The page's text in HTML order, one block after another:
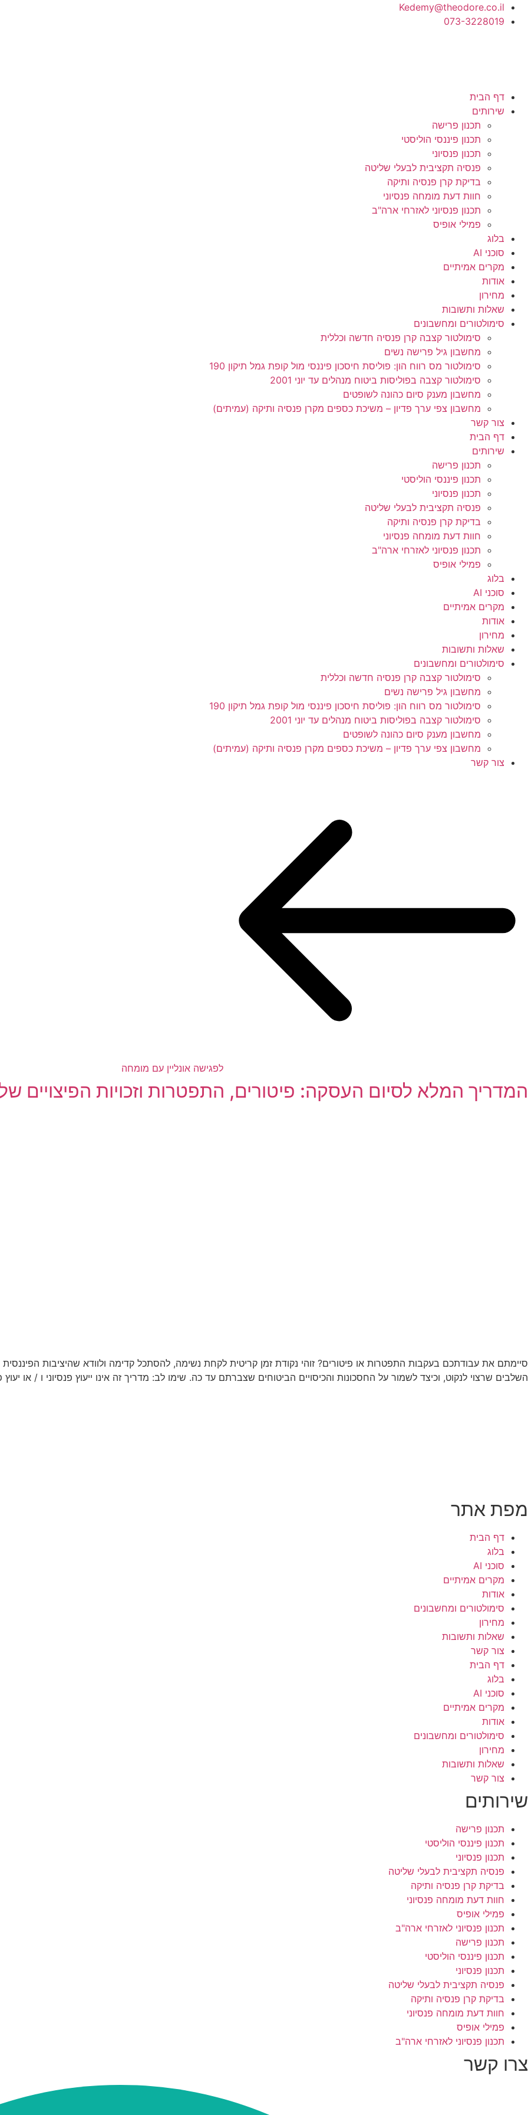
לתוכן
Kedemy@theodore.co.il
073-3228019
דף הבית
שירותים
תכנון פרישה
תכנון פיננסי הוליסטי
תכנון פנסיוני
פנסיה תקציבית לבעלי שליטה
בדיקת קרן פנסיה ותיקה
חוות דעת מומחה פנסיוני
תכנון פנסיוני לאזרחי ארה"ב
פמילי אופיס
בלוג
סוכני AI
מקרים אמיתיים
אודות
מחירון
שאלות ותשובות
סימולטורים ומחשבונים
סימולטור קצבה קרן פנסיה חדשה וכללית
מחשבון גיל פרישה נשים
סימולטור מס רווח הון: פוליסת חיסכון פיננסי מול קופת גמל תיקון 190
סימולטור קצבה בפוליסות ביטוח מנהלים עד יוני 2001
מחשבון מענק סיום כהונה לשופטים
מחשבון צפי ערך פדיון – משיכת כספים מקרן פנסיה ותיקה (עמיתים)
צור קשר
דף הבית
שירותים
תכנון פרישה
תכנון פיננסי הוליסטי
תכנון פנסיוני
פנסיה תקציבית לבעלי שליטה
בדיקת קרן פנסיה ותיקה
חוות דעת מומחה פנסיוני
תכנון פנסיוני לאזרחי ארה"ב
פמילי אופיס
בלוג
סוכני AI
מקרים אמיתיים
אודות
מחירון
שאלות ותשובות
סימולטורים ומחשבונים
סימולטור קצבה קרן פנסיה חדשה וכללית
מחשבון גיל פרישה נשים
סימולטור מס רווח הון: פוליסת חיסכון פיננסי מול קופת גמל תיקון 190
סימולטור קצבה בפוליסות ביטוח מנהלים עד יוני 2001
מחשבון מענק סיום כהונה לשופטים
מחשבון צפי ערך פדיון – משיכת כספים מקרן פנסיה ותיקה (עמיתים)
צור קשר
לפגישה אונליין עם מומחה
המדריך המלא לסיום העסקה: פיטורים, התפטרות וזכויות הפיצויים
סיימתם את עבודתכם בעקבות התפטרות או פיטורים? זוהי נקודת זמן קריטית לקחת נשימה, להסתכל קדימה ולוודא שהיציבות
השלבים שרצוי לנקוט, וכיצד לשמור על החסכונות והכיסויים הביטוחים שצברתם עד כה. שימו לב: מדריך זה אינו ייעוץ פנסיוני ו / או יעוץ
מפת אתר
דף הבית
בלוג
סוכני AI
מקרים אמיתיים
אודות
סימולטורים ומחשבונים
מחירון
שאלות ותשובות
צור קשר
דף הבית
בלוג
סוכני AI
מקרים אמיתיים
אודות
סימולטורים ומחשבונים
מחירון
שאלות ותשובות
צור קשר
שירותים
תכנון פרישה
תכנון פיננסי הוליסטי
תכנון פנסיוני
פנסיה תקציבית לבעלי שליטה
בדיקת קרן פנסיה ותיקה
חוות דעת מומחה פנסיוני
פמילי אופיס
תכנון פנסיוני לאזרחי ארה"ב
תכנון פרישה
תכנון פיננסי הוליסטי
תכנון פנסיוני
פנסיה תקציבית לבעלי שליטה
בדיקת קרן פנסיה ותיקה
חוות דעת מומחה פנסיוני
פמילי אופיס
תכנון פנסיוני לאזרחי ארה"ב
צרו קשר